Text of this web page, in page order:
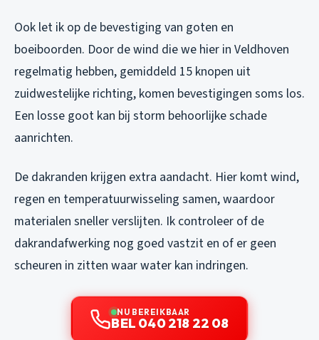
Ook let ik op de bevestiging van goten en
boeiboorden. Door de wind die we hier in Veldhoven
regelmatig hebben, gemiddeld 15 knopen uit
zuidwestelijke richting, komen bevestigingen soms los.
Een losse goot kan bij storm behoorlijke schade
aanrichten.
De dakranden krijgen extra aandacht. Hier komt wind,
regen en temperatuurwisseling samen, waardoor
materialen sneller verslijten. Ik controleer of de
dakrandafwerking nog goed vastzit en of er geen
scheuren in zitten waar water kan indringen.
NU BEREIKBAAR
BEL 040 218 22 08